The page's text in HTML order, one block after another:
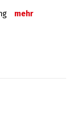
mehr